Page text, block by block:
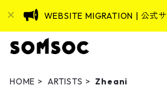
WEBSITE MIGRATION | 公式
HOME ARTISTS Zheani